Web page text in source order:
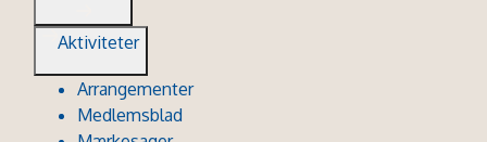
Aktiviteter
Arrangementer
Medlemsblad